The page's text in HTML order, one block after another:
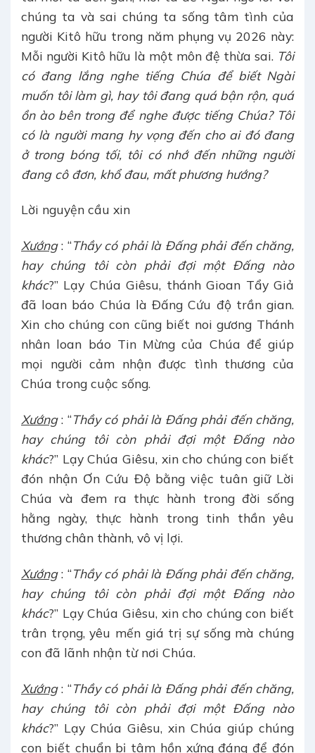
chúng ta và sai chúng ta sống tâm tình của
người Kitô hữu trong năm phụng vụ 2026 này:
Mỗi người Kitô hữu là một môn đệ thừa sai. Tôi
có đang lắng nghe tiếng Chúa để biết Ngài
muốn tôi làm gì, hay tôi đang quá bận rộn, quá
ồn ào bên trong để nghe được tiếng Chúa? Tôi
có là người mang hy vọng đến cho ai đó đang
ở trong bóng tối, tôi có nhớ đến những người
đang cô đơn, khổ đau, mất phương hướng?
Lời nguyện cầu xin
Xướng: “Thầy có phải là Đấng phải đến chăng,
hay chúng tôi còn phải đợi một Đấng nào
khác?” Lạy Chúa Giêsu, thánh Gioan Tẩy Giả
đã loan báo Chúa là Đấng Cứu độ trần gian.
Xin cho chúng con cũng biết noi gương Thánh
nhân loan báo Tin Mừng của Chúa để giúp
mọi người cảm nhận được tình thương của
Chúa trong cuộc sống.
Xướng: “Thầy có phải là Đấng phải đến chăng,
hay chúng tôi còn phải đợi một Đấng nào
khác?” Lạy Chúa Giêsu, xin cho chúng con biết
đón nhận Ơn Cứu Độ bằng việc tuân giữ Lời
Chúa và đem ra thực hành trong đời sống
hằng ngày, thực hành trong tinh thần yêu
thương chân thành, vô vị lợi.
Xướng: “Thầy có phải là Đấng phải đến chăng,
hay chúng tôi còn phải đợi một Đấng nào
khác?” Lạy Chúa Giêsu, xin cho chúng con biết
trân trọng, yêu mến giá trị sự sống mà chúng
con đã lãnh nhận từ nơi Chúa.
Xướng: “Thầy có phải là Đấng phải đến chăng,
hay chúng tôi còn phải đợi một Đấng nào
khác?” Lạy Chúa Giêsu, xin Chúa giúp chúng
con biết chuẩn bị tâm hồn xứng đáng để đón